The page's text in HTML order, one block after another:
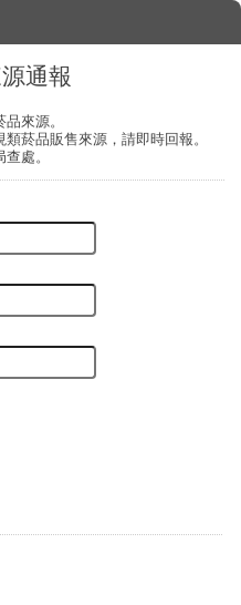
通報
來源。
菸品販售來源，請即時回報。
處。